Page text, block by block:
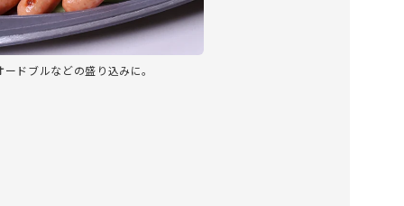
ドブルなどの盛り込みに。